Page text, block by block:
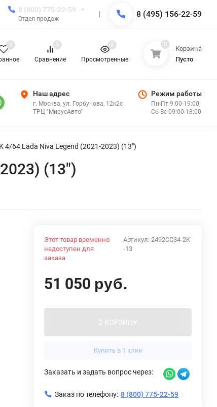
8 (800) 775-22-59
Отдел продаж 8 (495) 156-22-59
0
Сравнение
0
Просмотренные
0 0
Корзина
Пусто
Наш адрес
г. Москва, ул. Горбунова, 12к2с
ТРЦ "МирусАвто"
Режим работы
Пн-Пт 9:00-19:00;
Сб-Вс 09:00-18:00
4/64 Lada Niva Legend (2021-2023) (13")
(13")
Артикул: 2492CC34-2K
-13
Этот товар временно
недоступен для
заказа
51 050 руб.
В КОРЗИНУ
Купить в 1 клик
Заказать и задать вопрос через:
Заказ по телефону: 8 (800) 775-22-59